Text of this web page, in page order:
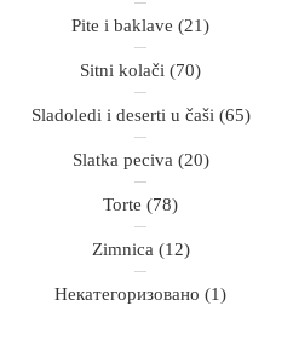
Pite i baklave (21)
Sitni kolači (70)
Sladoledi i deserti u čaši (65)
Slatka peciva (20)
Torte (78)
Zimnica (12)
Некатегоризовано (1)